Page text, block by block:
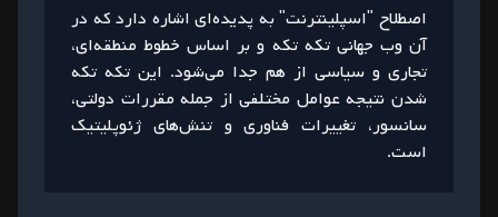
اصطلاح "اسپلینترنت" به پدیده‌ای اشاره دارد که در
آن وب جهانی تکه تکه و بر اساس خطوط منطقه‌ای،
تجاری و سیاسی از هم جدا می‌شود. این تکه تکه
شدن نتیجه عوامل مختلفی از جمله مقررات دولتی،
سانسور، تغییرات فناوری و تنش‌های ژئوپلیتیک
است.